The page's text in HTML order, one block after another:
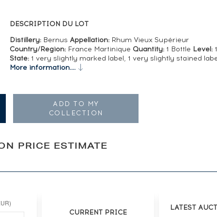
DESCRIPTION DU LOT
Distillery:Bernus Appellation:Rhum Vieux Supérieur
Country/Region: France Martinique Quantity:1 Bottle Level:
State:1 very slightly marked label, 1 very slightly stained
More information....
PRICE ESTIMATE
CURRENT PRICE
LATEST
ADD TO MY
COLLECTION